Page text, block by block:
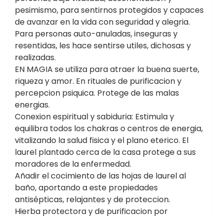
pesimismo, para sentirnos protegidos y capaces
de avanzar en la vida con seguridad y alegria.
Para personas auto-anuladas, inseguras y
resentidas, les hace sentirse utiles, dichosas y
realizadas.
EN MAGIA se utiliza para atraer la buena suerte,
riqueza y amor. En rituales de purificacion y
percepcion psiquica. Protege de las malas
energias.
Conexion espiritual y sabiduria: Estimula y
equilibra todos los chakras o centros de energia,
vitalizando la salud fisica y el plano eterico. El
laurel plantado cerca de la casa protege a sus
moradores de la enfermedad.
Añadir el cocimiento de las hojas de laurel al
baño, aportando a este propiedades
antisépticas, relajantes y de proteccion.
Hierba protectora y de purificacion por